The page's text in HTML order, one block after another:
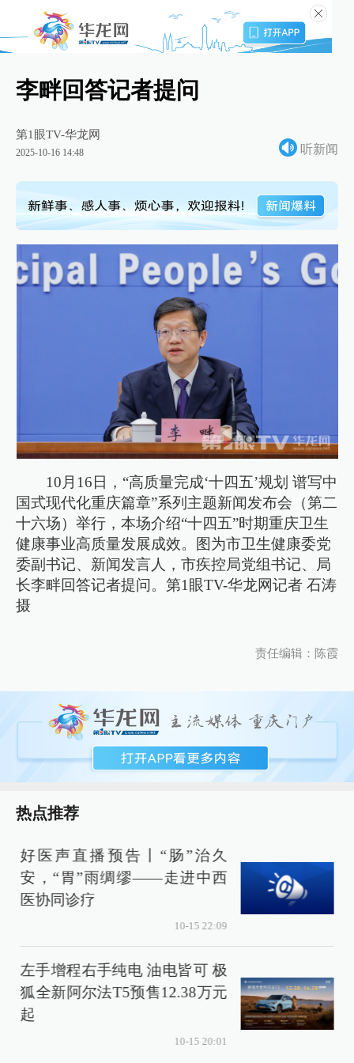
李畔回答记者提问
第1眼TV-华龙网
2025-10-16 14:48 听新闻
10月16日，“高质量完成‘十四五’规划 谱写中
国式现代化重庆篇章”系列主题新闻发布会（第二
十六场）举行，本场介绍“十四五”时期重庆卫生
健康事业高质量发展成效。图为市卫生健康委党
委副书记、新闻发言人，市疾控局党组书记、局
长李畔回答记者提问。第1眼TV-华龙网记者 石涛
摄
责任编辑：陈霞
热点推荐
好医声直播预告丨“肠”治久
安，“胃”雨绸缪——走进中西
医协同诊疗
10-15 22:09
左手增程右手纯电 油电皆可 极
狐全新阿尔法T5预售12.38万元
起
10-15 20:01